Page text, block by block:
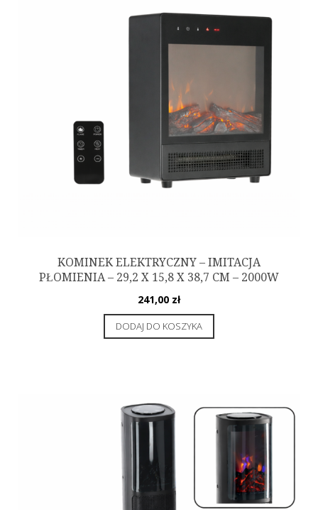
KOMINEK ELEKTRYCZNY – IMITACJA
PŁOMIENIA – 29,2 X 15,8 X 38,7 CM – 2000W
241,00 zł
DODAJ DO KOSZYKA